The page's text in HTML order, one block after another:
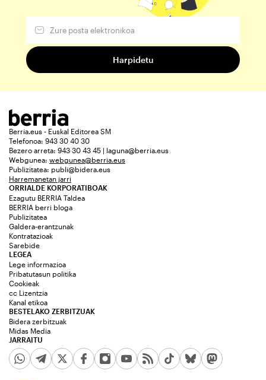
Berria.eus - Euskal Editorea SM
Telefonoa: 943 30 40 30
Bezero arreta: 943 30 43 45 | laguna@berria.eus
Webgunea: webgunea@berria.eus
Publizitatea: publi@bidera.eus
Harremanetan jarri
ORRIALDE KORPORATIBOAK
Ezagutu BERRIA Taldea
BERRIA berri bloga
Publizitatea
Galdera-erantzunak
Kontratazioak
Sarebide
JARRAITU
LEGEA
Lege informazioa
Pribatutasun politika
Cookieak
cc Lizentzia
Kanal etikoa
BESTELAKO ZERBITZUAK
Bidera zerbitzuak
Midas Media